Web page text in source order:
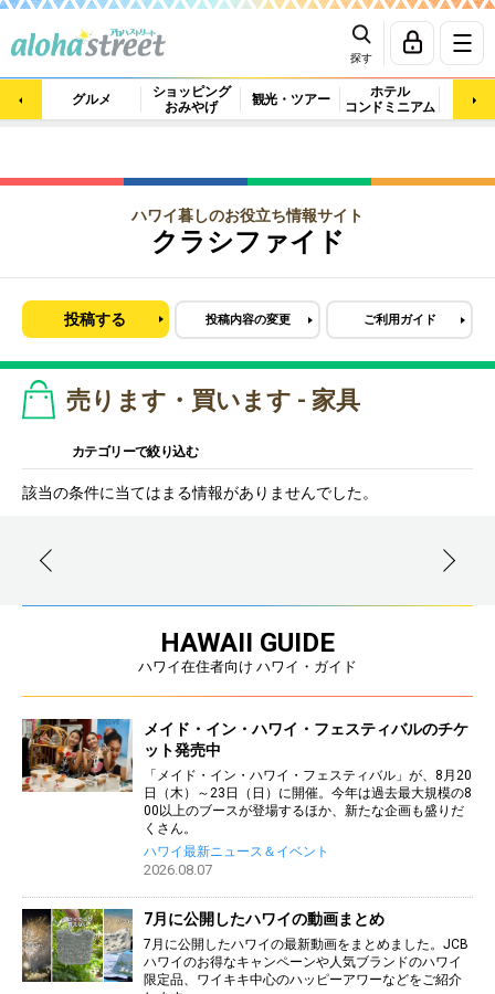
探す
グルメ
ショッピング
おみやげ
観光・ツアー
ホテル
コンドミニアム
マッ
ハワイ暮しのお役立ち情報サイト
クラシファイド
投稿する 投稿内容の変更 ご利用ガイド
売ります・買います - 家具
カテゴリーで絞り込む
該当の条件に当てはまる情報がありませんでした。
HAWAII GUIDE
ハワイ在住者向け ハワイ・ガイド
メイド・イン・ハワイ・フェスティバルのチケ
ット発売中
「メイド・イン・ハワイ・フェスティバル」が、8月20
日（木）～23日（日）に開催。今年は過去最大規模の8
00以上のブースが登場するほか、新たな企画も盛りだ
くさん。
ハワイ最新ニュース＆イベント
2026.08.07
7月に公開したハワイの動画まとめ
7月に公開したハワイの最新動画をまとめました。JCB
ハワイのお得なキャンペーンや人気ブランドのハワイ
限定品、ワイキキ中心のハッピーアワーなどをご紹介